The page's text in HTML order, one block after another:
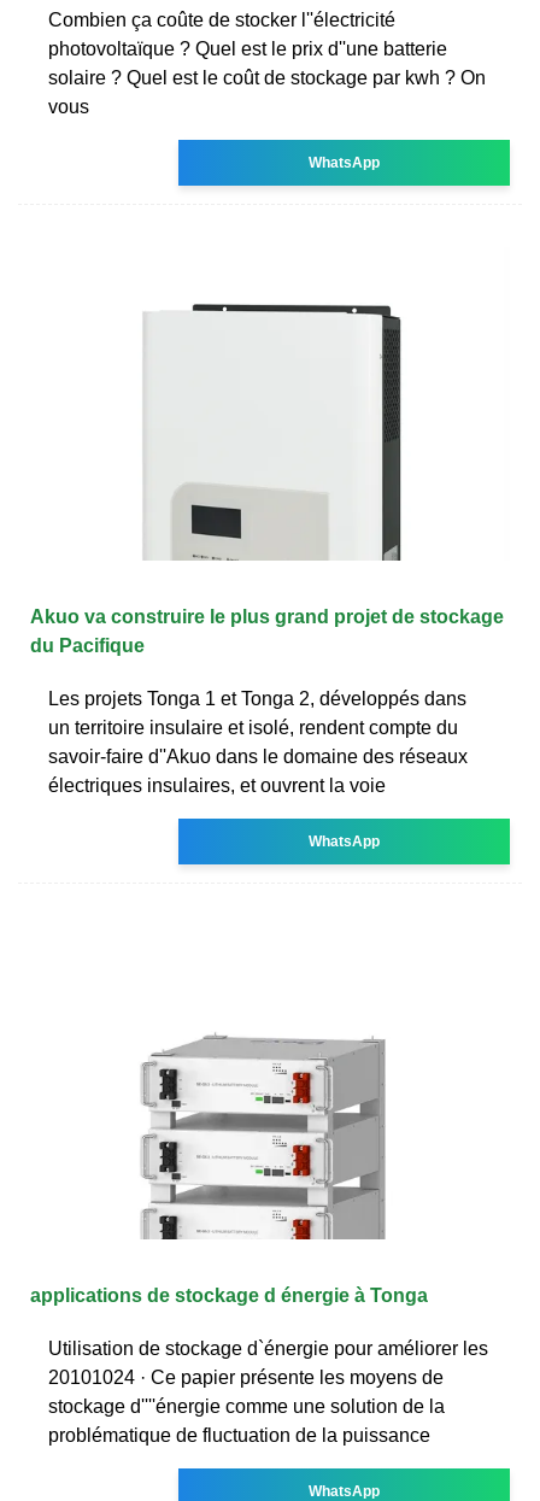
Combien ça coûte de stocker l''électricité
photovoltaïque ? Quel est le prix d''une batterie
solaire ? Quel est le coût de stockage par kwh ? On
vous
WhatsApp
Akuo va construire le plus grand projet de stockage
du Pacifique
Les projets Tonga 1 et Tonga 2, développés dans
un territoire insulaire et isolé, rendent compte du
savoir-faire d''Akuo dans le domaine des réseaux
électriques insulaires, et ouvrent la voie
WhatsApp
applications de stockage d énergie à Tonga
Utilisation de stockage d`énergie pour améliorer les
20101024 · Ce papier présente les moyens de
stockage d''''énergie comme une solution de la
problématique de fluctuation de la puissance
WhatsApp